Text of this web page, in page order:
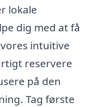
lokale
dig med at få
intuitive
reservere
på den
Tag første